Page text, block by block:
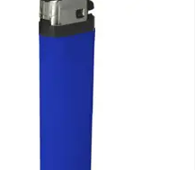
& Wellness categorie
& lampen categorie
categorie
categorie
categorie